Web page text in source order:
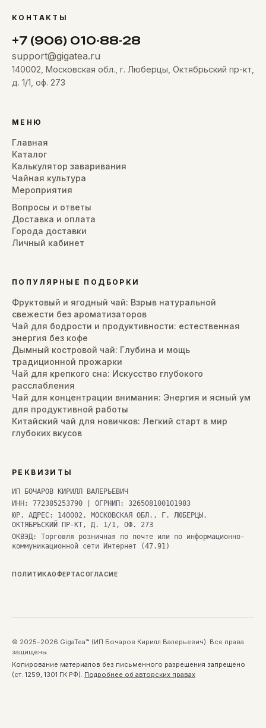
КОНТАКТЫ
+7 (906) 010-88-28
support@gigatea.ru
140002, Московская обл., г. Люберцы, Октябрьский пр-кт,
д. 1/1, оф. 273
МЕНЮ
Главная
Каталог
Калькулятор заваривания
Чайная культура
Мероприятия
Вопросы и ответы
Доставка и оплата
Города доставки
Личный кабинет
ПОПУЛЯРНЫЕ ПОДБОРКИ
Фруктовый и ягодный чай: Взрыв натуральной
свежести без ароматизаторов
Чай для бодрости и продуктивности: естественная
энергия без кофе
Дымный костровой чай: Глубина и мощь
традиционной прожарки
Чай для крепкого сна: Искусство глубокого
расслабления
Чай для концентрации внимания: Энергия и ясный ум
для продуктивной работы
Китайский чай для новичков: Легкий старт в мир
глубоких вкусов
РЕКВИЗИТЫ
ИП БОЧАРОВ КИРИЛЛ ВАЛЕРЬЕВИЧ
ИНН: 772385253790 | ОГРНИП: 326508100101983
ЮР. АДРЕС: 140002, МОСКОВСКАЯ ОБЛ., Г. ЛЮБЕРЦЫ,
ОКТЯБРЬСКИЙ ПР-КТ, Д. 1/1, ОФ. 273
ОКВЭД: Торговля розничная по почте или по информационно-
коммуникационной сети Интернет (47.91)
ПОЛИТИКАОФЕРТАСОГЛАСИЕ
© 2025–2026 GigaTea™ (ИП Бочаров Кирилл Валерьевич). Все права
защищены.
Копирование материалов без письменного разрешения запрещено
(ст. 1259, 1301 ГК РФ). Подробнее об авторских правах